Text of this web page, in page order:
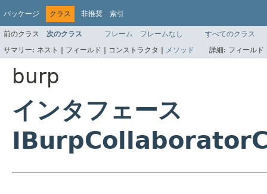
パッケージ クラス 非推奨 索引
前のクラス 次のクラス フレーム フレームなし
すべてのクラス
サマリー: ネスト | フィールド | コンストラクタ | メソッド 詳細: フィール
burp
インタフェース